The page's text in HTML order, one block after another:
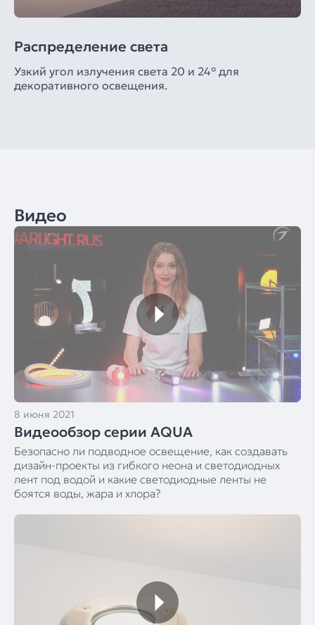
Распределение света
Узкий угол излучения света 20 и 24° для
декоративного освещения.
Видео
8 июня 2021
Видеообзор серии AQUA
Безопасно ли подводное освещение, как создавать
дизайн-проекты из гибкого неона и светодиодных
лент под водой и какие светодиодные ленты не
боятся воды, жара и хлора?